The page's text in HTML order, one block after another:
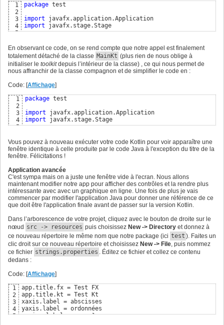
1
2
3
4
5
7
8
9
10
11
12
13
14
15
16
17
18
20
21
22
23
package test
import
import javafx.stage.Stage
companion
object {
fun launch(vararg args: String) {
            Application.launch
(MainKt::class.java, *args
}
}
override
        stage.title =
"Test Kt"
        stage.width =
        stage.height =
600.0
        stage.show
()
}
fun main(vararg args: String)
{
    MainKt.launch
(*args)
}
En observant ce code, on se rend compte que notre appel est finalement
totalement détaché de la classe MainKt (plus rien de nous oblige à
initialiser le toolkitdepuis l’intérieur de la classe) , ce qui nous permet de
nous affranchir de la classe compagnon et de simplifier le code en :
Code: [Affichage]
1
2
3
4
5
7
8
9
11
12
13
14
15
16
package test
import
import javafx.stage.Stage
override
fun start(stage: Stage) {
        stage.title =
"Test Kt"
        stage.width =
        stage.show
}
}
fun main(vararg args: String) {
    Application.launch
(MainKt::class.java, *args
Vous pouvez à nouveau exécuter votre code Kotlin pour voir apparaître une
fenêtre identique à celle produite par le code Java à l'exception du titre de la
fenêtre. Félicitations !
Application avancée
C'est sympa mais on a juste une fenêtre vide à l'ecran. Nous allons
maintenant modifier notre app pour afficher des contrôles et la rendre plus
intéressante avec avec un graphique en ligne. Une fois de plus je vais
commencer par modifier l'application Java pour donner une référence de ce
que doit être l'application finale avant de passer sur la version Kotlin.
Dans l’arborescence de votre projet, cliquez avec le bouton de droite sur le
nœud src -> resources puis choisissez New -> Directory et donnez à
ce nouveau répertoire le même nom que notre package (ici test ). Faites un
clic droit sur ce nouveau répertoire et choisissez New -> File, puis nommez
ce fichier strings.properties . Éditez ce fichier et collez ce contenu
dedans :
Code: [Affichage]
1
2
3
4
5
app.title.fx = Test FX
app.title.kt = Test Kt
xaxis.label = abscisses
yaxis.label = ordonnées
series.label = y = x²